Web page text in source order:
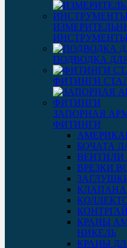
ПОДВОДКА
ФИТИНГИ
ЗАПОРНАЯ
ФИТИНГИ
БОЧАТА
ВЕНТИЛИ
ВРЕЗКИ
КЛАПАНА
КРАНЫ
НИКЕЛЬ
КРАНЫ